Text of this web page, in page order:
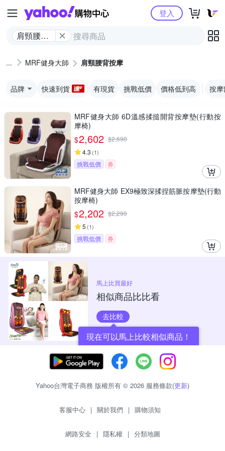
Yahoo購物中心
肩頸腰背
登入
MRF健身大師 肩頸腰背按摩
品牌 快速到貨 有現貨 挑戰低價 價格低到高 按
MRF健身大師 6D溫感揉搥開背按摩墊(行動按
摩椅)
$2,602 $2,690
4.3 (1)
挑戰低價 券
MRF健身大師 EX9極致深揉捏筋脈按摩墊(行動
按摩椅)
$2,202 $2,290
5 (1)
挑戰低價 券
馬上比買最好
相似商品比比看
去比較
現在可以馬上比較相似商品！
Yahoo台灣電子商務 版權所有 © 2026 服務條款(更新)
客服中心 | 關於我們 | 購物須知
網路安全 | 隱私權 | 分類地圖